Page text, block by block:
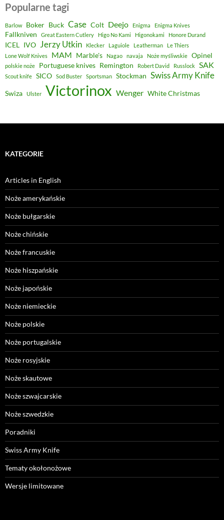
Popularne tagi
Barlow Boker Buck Case Colt Deejo Enigma Enigma Knives
Fallkniven Great Eastern Cutlery Higo No Kami Higonokami Honore Durand
ICEL IVO Jerzy Utkin Klecker Laguiole Leatherman
Le Thiers
Lone Wolf Knives
MAM Marble's Nagao navaja Noże myśliwskie Opinel
polskie noże Portuguese knives Remington Robert David Russlock SAK
Scout knife SICO Sod Buster Sportsman Stockman Swiss Army Knife
Swiza Ulster Victorinox Wenger White Christmas
KATEGORIE
Articles in English
Noże amerykańskie
Noże bułgarskie
Noże chińskie
Noże francuskie
Noże hiszpańskie
Noże japońskie
Noże niemieckie
Noże polskie
Noże portugalskie
Noże rosyjskie
Noże skautowe
Noże szwajcarskie
Noże szwedzkie
Poradniki
Swiss Army Knife
Tematy okołonożowe
Wersje limitowane